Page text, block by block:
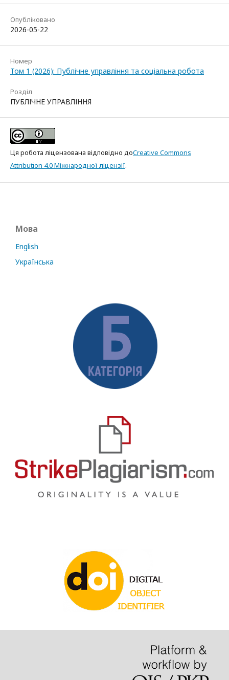
Опубліковано
2026-05-22
Номер
Том 1 (2026): Публічне управління та соціальна робота
Розділ
ПУБЛІЧНЕ УПРАВЛІННЯ
Ця робота ліцензована відповідно доCreative Commons
Attribution 4.0 Міжнародної ліцензії.
Мова
English
Українська